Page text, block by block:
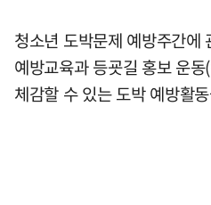
청소년 도박문제 예방주간에
예방교육과 등굣길 홍보 운
체감할 수 있는 도박 예방활